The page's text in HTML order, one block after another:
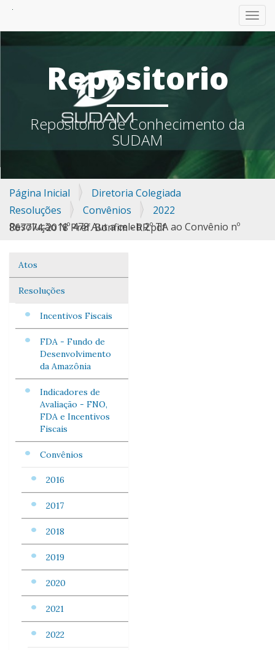
Repositorio
Repositorio de Conhecimento da
SUDAM
Página Inicial
Diretoria Colegiada
Resoluções
Convênios
2022
Resolução Nº 478 Aut a celeb 2º TA ao Convênio nº 867774-2018 Pref. Bonfim - RR.pdf
Navegação
Atos
Resoluções
Incentivos Fiscais
FDA - Fundo de
Desenvolvimento
da Amazônia
Indicadores de
Avaliação - FNO,
FDA e Incentivos
Fiscais
Convênios
2016
2017
2018
2019
2020
2021
2022